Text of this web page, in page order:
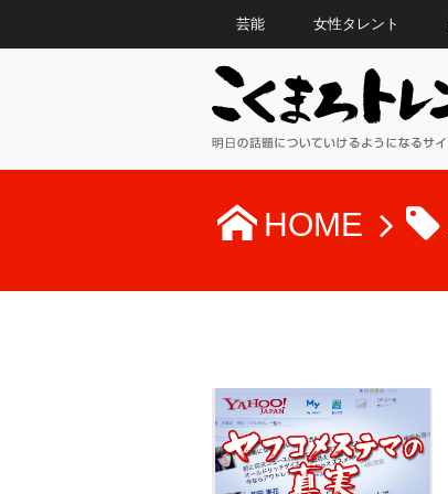
芸能 女性タレント
HOME